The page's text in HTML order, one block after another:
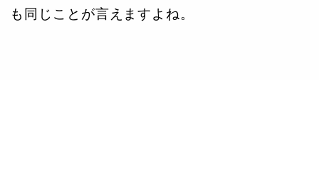
も同じことが言えますよね。